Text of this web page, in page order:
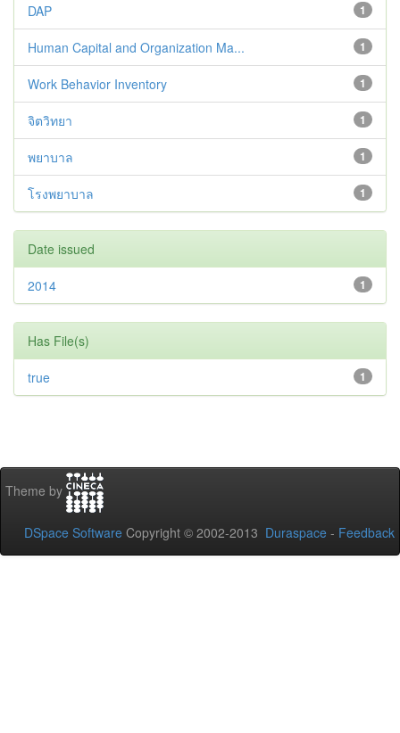
1
DAP
1
Human Capital and Organization Ma...
1
Work Behavior Inventory
1
จิตวิทยา
1
พยาบาล
1
โรงพยาบาล
Date issued
1
2014
Has File(s)
1
true
Theme by
DSpace Software Copyright © 2002-2013 Duraspace - Feedback